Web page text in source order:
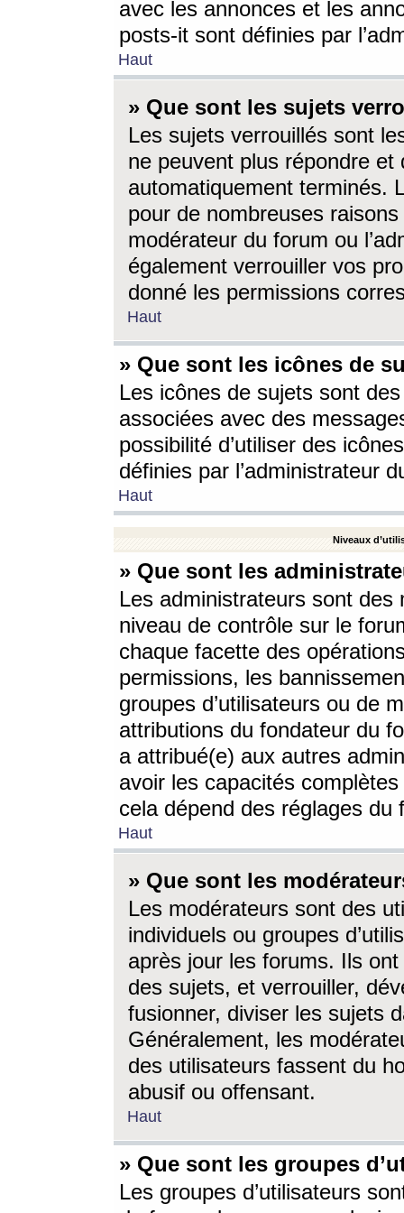
avec les annonces et les
posts-it sont définies par
Haut
» Que sont les sujets
Les sujets verrouillés sont
ne peuvent plus répondre
automatiquement terminés.
pour de nombreuses
modérateur du forum ou
également verrouiller vos
donné les permissions
Haut
» Que sont les icônes de
Les icônes de sujets sont
associées avec des
possibilité d’utiliser des
définies par l’administrateur
Haut
Niveaux
» Que sont les
Les administrateurs sont
niveau de contrôle sur le
chaque facette des
permissions, les
groupes d’utilisateurs ou de
attributions du fondateur du
a attribué(e) aux autres
avoir les capacités
cela dépend des réglages du
Haut
» Que sont les
Les modérateurs sont des
individuels ou groupes
après jour les forums. Ils ont
des sujets, et verrouiller,
fusionner, diviser les sujets
Généralement, les
des utilisateurs fassent du
abusif ou offensant.
Haut
» Que sont les groupes
Les groupes d’utilisateurs